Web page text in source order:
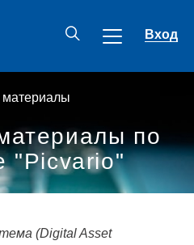
Вход
по
"Picvario"
(Digital Asset